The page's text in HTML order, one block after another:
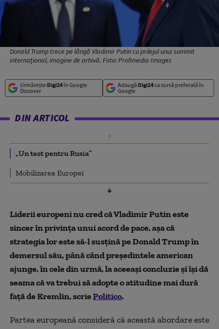
Donald Trump trece pe lângă Vladimir Putin cu prilejul unui summit
internațional, imagine de arhivă. Foto: Profimedia Images
Urmărește Digi24în Google
Discover
Adaugă Digi24ca sursă preferată în
Google
DIN ARTICOL
„Un test pentru Rusia”
Mobilizarea Europei
Liderii europeni nu cred că Vladimir Putin este
sincer în privința unui acord de pace, așa că
strategia lor este să-l susțină pe Donald Trump în
demersul său, până când președintele american
ajunge, în cele din urmă, la aceeași concluzie și își dă
seama că va trebui să adopte o atitudine mai dură
față de Kremlin, scriePolitico.
Partea europeană consideră că această abordare este